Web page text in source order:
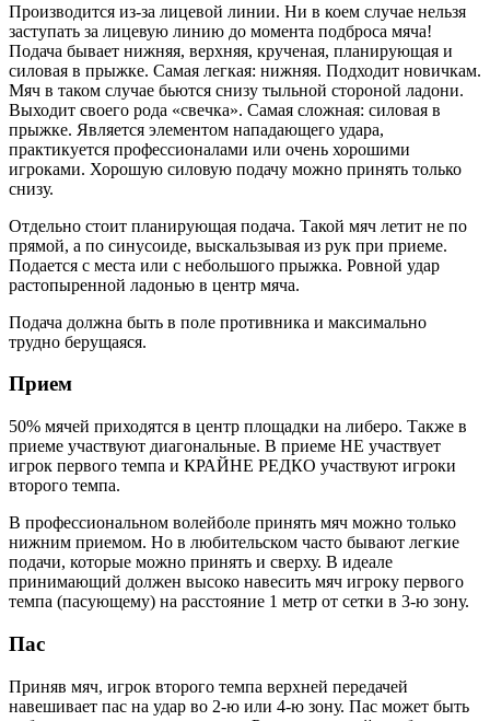
Производится из-за лицевой линии. Ни в коем случае нельзя
заступать за лицевую линию до момента подброса мяча!
Подача бывает нижняя, верхняя, крученая, планирующая и
силовая в прыжке. Самая легкая: нижняя. Подходит новичкам.
Мяч в таком случае бьются снизу тыльной стороной ладони.
Выходит своего рода «свечка». Самая сложная: силовая в
прыжке. Является элементом нападающего удара,
практикуется профессионалами или очень хорошими
игроками. Хорошую силовую подачу можно принять только
снизу.
Отдельно стоит планирующая подача. Такой мяч летит не по
прямой, а по синусоиде, выскальзывая из рук при приеме.
Подается с места или с небольшого прыжка. Ровной удар
растопыренной ладонью в центр мяча.
Подача должна быть в поле противника и максимально
трудно берущаяся.
Прием
50% мячей приходятся в центр площадки на либеро. Также в
приеме участвуют диагональные. В приеме НЕ участвует
игрок первого темпа и КРАЙНЕ РЕДКО участвуют игроки
второго темпа.
В профессиональном волейболе принять мяч можно только
нижним приемом. Но в любительском часто бывают легкие
подачи, которые можно принять и сверху. В идеале
принимающий должен высоко навесить мяч игроку первого
темпа (пасующему) на расстояние 1 метр от сетки в 3-ю зону.
Пас
Приняв мяч, игрок второго темпа верхней передачей
навешивает пас на удар во 2-ю или 4-ю зону. Пас может быть